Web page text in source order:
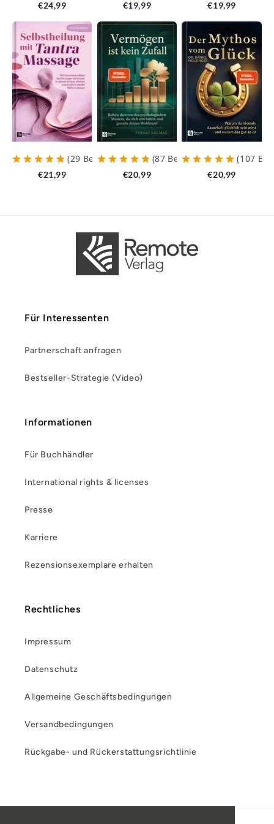
€24,99 €19,99 €19,99
(29 Bewertungen)
€21,99
(87 Bewertungen)
€20,99
(107
€20,99
Für Interessenten
Partnerschaft anfragen
Bestseller-Strategie (Video)
Informationen
Für Buchhändler
International rights & licenses
Presse
Karriere
Rezensionsexemplare erhalten
Rechtliches
Impressum
Datenschutz
Allgemeine Geschäftsbedingungen
Versandbedingungen
Rückgabe- und Rückerstattungsrichtlinie